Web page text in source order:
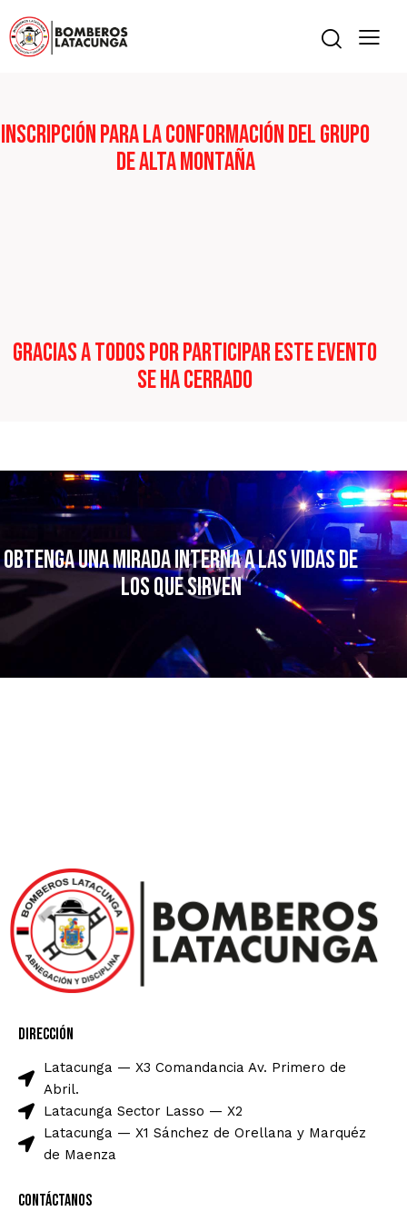
Inscripción para la conformación del Grupo
de Alta montaña
Gracias a todos por participar este evento
se ha cerrado
Obtenga una mirada interna a las vidasde
los que sirven
Dirección
Latacunga — X3 Comandancia Av. Primero de
Abril.
Latacunga Sector Lasso — X2
Latacunga — X1 Sánchez de Orellana y Marquéz
de Maenza
Contáctanos